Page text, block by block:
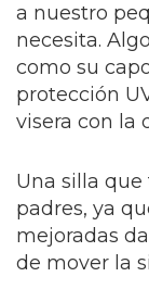
a nuestro
necesita.
como su
protección
visera con la
Una silla
padres, ya
mejoradas
de mover la